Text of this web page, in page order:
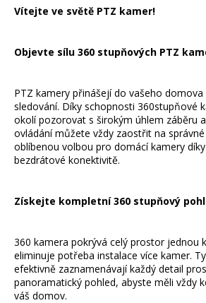
d
a
í
p
r
v
k
ý
s
u
Vítejte ve světě PTZ kamer!
Objevte sílu 360 stupňových PTZ
PTZ kamery přinášejí do vašeho
sledování. Díky schopnosti 360stupňové
okolí pozorovat s širokým úhlem záběru
ovládání můžete vždy zaostřit na
oblíbenou volbou pro domácí kamery
bezdrátové konektivitě.
Získejte kompletní 360 stupňový
360 kamera pokrývá celý prostor jednou
eliminuje potřeba instalace více kamer.
efektivně zaznamenávají každý detail
panoramatický pohled, abyste měli vždy
váš domov.